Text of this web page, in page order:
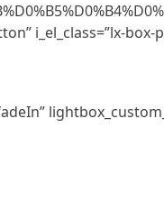
i_el_class=”lx-box-